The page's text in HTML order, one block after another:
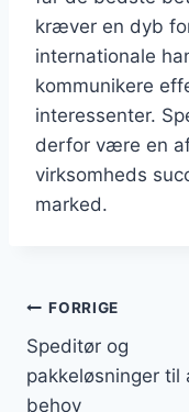
kræver en dyb
internationale
kommunikere
interessenter.
derfor være en
virksomheds
marked.
FORRIGE
Speditør og
pakkeløsninger til
behov